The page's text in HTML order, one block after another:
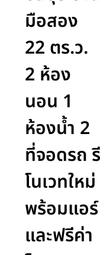
มือสอง
22 ตร.ว.
2 ห้อง
นอน 1
ห้องน้ำ 2
ที่จอดรถ รี
โนเวทใหม่
พร้อมแอร์
และฟรีค่า